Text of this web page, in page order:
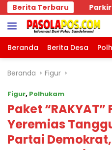
Langsung
ke
konten
Berita Terbaru
BRI SBD Mengancam
Beranda Berita Desa
Beranda Figur
Figur, Polhukam
Paket
Yeremias
Partai